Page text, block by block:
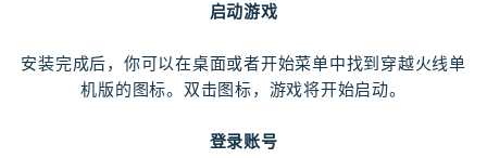
启动游戏
安装完成后，你可以在桌面或者开始菜单中找到穿越火线单
机版的图标。双击图标，游戏将开始启动。
登录账号